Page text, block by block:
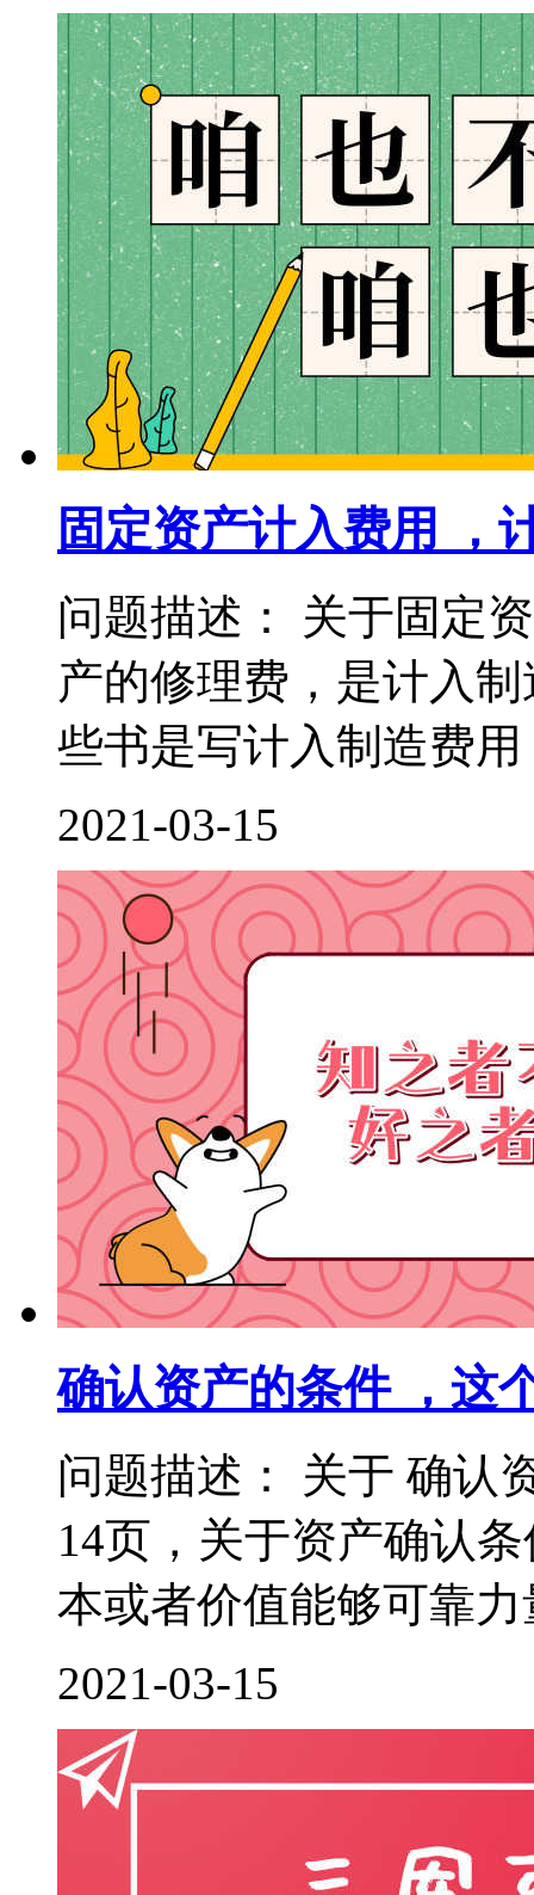
固定资产计入费用 ，
问题描述： 关于固定
产的修理费，是计入
些书是写计入制造费
2021-03-15
确认资产的条件 ，这
问题描述： 关于 确认
14页，关于资产确认
本或者价值能够可靠
2021-03-15